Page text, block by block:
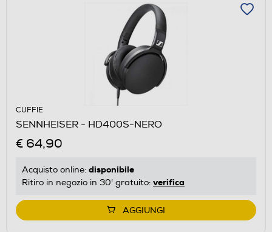
CUFFIE
SENNHEISER - HD400S-NERO
€ 64,90
Acquisto online: disponibile
Ritiro in negozio in 30' gratuito: verifica
AGGIUNGI